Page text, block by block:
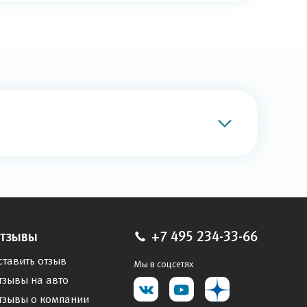
отзыв
на авто
о компании
+7 495 234-33-66
Мы в соцсетях